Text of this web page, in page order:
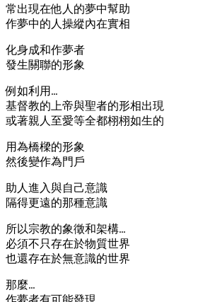
常出現在他人的夢中幫助
作夢中的人操縱內在實相
化身成和作夢者
發生關聯的形象
例如利用…
基督教的上帝與聖者的形相出現
或著親人至愛等全都栩栩如生的
用為橋樑的形象
然後變作為門戶
助人進入與自己意識
隔得更遠的那種意識
所以宗教的象徵和架構…
必須不只存在於物質世界
也還存在於無意識的世界
那麼…